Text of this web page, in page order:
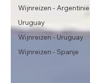
Wijnreizen - Argentinië
Uruguay
Wijnreizen - Uruguay
Wijnreizen - Spanje